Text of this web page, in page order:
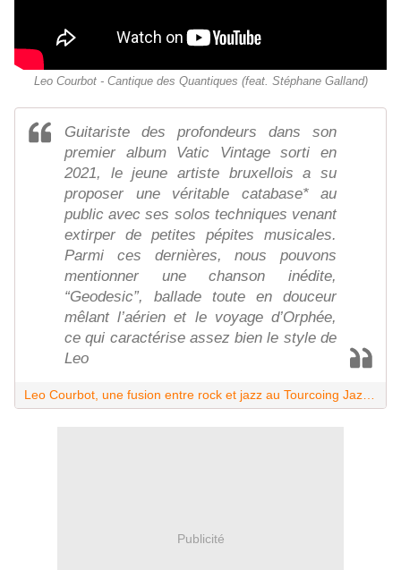
Leo Courbot - Cantique des Quantiques (feat. Stéphane Galland)
Guitariste des profondeurs dans son
premier album Vatic Vintage sorti en
2021, le jeune artiste bruxellois a su
proposer une véritable catabase* au
public avec ses solos techniques venant
extirper de petites pépites musicales.
Parmi ces dernières, nous pouvons
mentionner une chanson inédite,
“Geodesic”, ballade toute en douceur
mêlant l’aérien et le voyage d’Orphée,
ce qui caractérise assez bien le style de
Leo
Publicité